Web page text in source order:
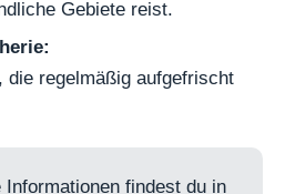
Gebiete reist.
die regelmäßig aufgefrischt
Informationen findest du in